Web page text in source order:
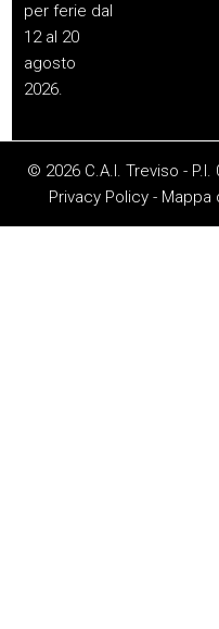
per ferie dal
12 al 20
agosto
2026.
© 2026 C.A.I. Treviso - P.I.
Privacy Policy - Mappa